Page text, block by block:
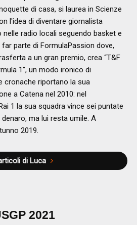
di casa, si laurea in Scienze
l'idea di diventare giornalista
radio locali seguendo basket e
parte di FormulaPassion dove,
a un gran premio, crea “T&F
1”, un modo ironico di
cronache riportano la sua
a Catena nel 2010: nel
1 la sua squadra vince sei puntate
ma lui resta umile. A
2019.
di Luca
2021